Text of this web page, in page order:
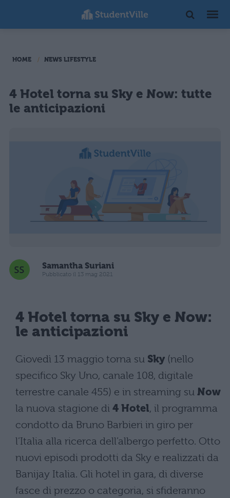
HOME NEWS LIFESTYLE
4 Hotel torna su Sky e Now: tutte
le anticipazioni
Samantha Suriani
Pubblicato il 13 mag 2021
4 Hotel torna su Sky e Now:
le anticipazioni
Giovedì 13 maggio torna su Sky (nello
specifico Sky Uno, canale 108, digitale
terrestre canale 455) e in streaming su Now
la nuova stagione di 4 Hotel, il programma
condotto da Bruno Barbieri in giro per
l’Italia alla ricerca dell’albergo perfetto. Otto
nuovi episodi prodotti da Sky e realizzati da
Banijay Italia. Gli hotel in gara, di diverse
fasce di prezzo o categoria, si sfideranno